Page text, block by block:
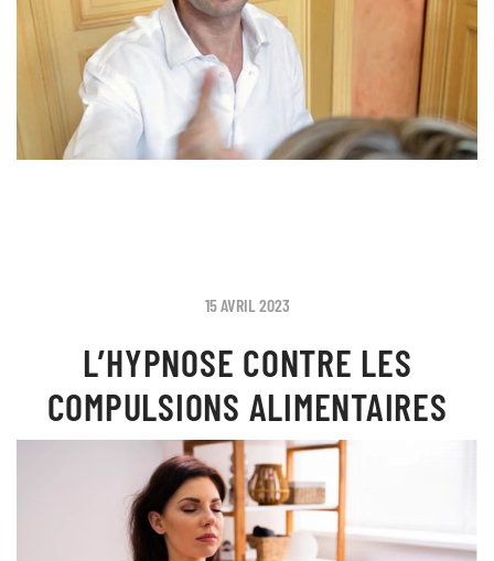
15 AVRIL 2023
L’HYPNOSE CONTRE LES
COMPULSIONS ALIMENTAIRES